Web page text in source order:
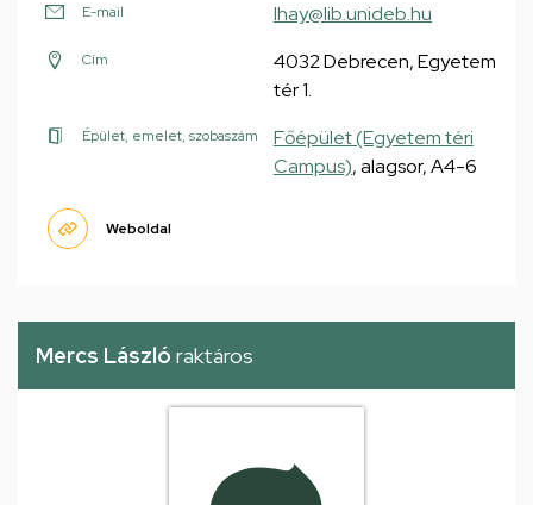
E-mail lhay@lib.unideb.hu
Cím
4032 Debrecen, Egyetem
tér 1.
Épület, emelet, szobaszám
Főépület (Egyetem téri
Campus), alagsor, A4-6
Weboldal
Mercs László raktáros